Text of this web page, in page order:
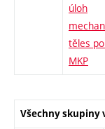
úloh
těles
MKP
Všechny